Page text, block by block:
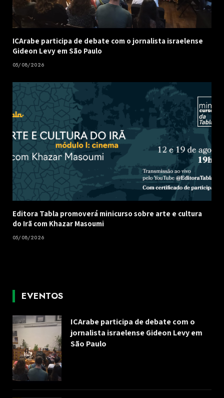
ICArabe participa de debate com o jornalista israelense
Gideon Levy em São Paulo
05/08/2026
Editora Tabla promoverá minicurso sobre arte e cultura
do Irã com Khazar Masoumi
05/08/2026
EVENTOS
ICArabe participa de debate com o
jornalista israelense Gideon Levy em
São Paulo